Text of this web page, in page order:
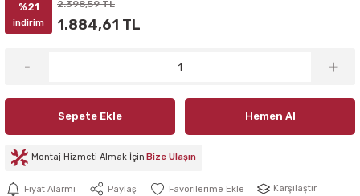
%21
indirim
2.398,59 TL
1.884,61 TL
Sepete Ekle Hemen Al
Montaj Hizmeti Almak İçin Bize Ulaşın
Fiyat Alarmı Paylaş Karşılaştır